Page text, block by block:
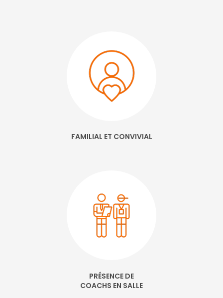
FAMILIAL ET CONVIVIAL
PRÉSENCE DE
COACHS EN SALLE